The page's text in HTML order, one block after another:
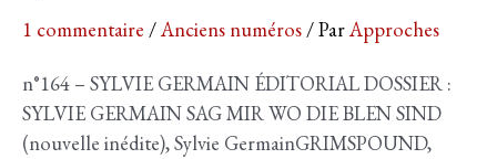
1 commentaire /Anciens numéros/ ParApproches
n°164 – SYLVIE GERMAIN ÉDITORIAL DOSSIER :
SYLVIE GERMAIN SAG MIR WO DIE BLEN SIND
(nouvelle inédite), Sylvie GermainGRIMSPOUND,